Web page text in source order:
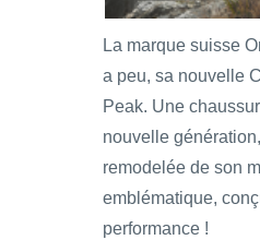
La marque suisse
a peu, sa nouvelle
Peak. Une
nouvelle
remodelée de son
emblématique,
performance !